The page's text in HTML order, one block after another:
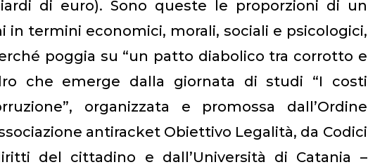
di euro). Sono queste le proporzioni di un
termini economici, morali, sociali e psicologici,
poggia su “un patto diabolico tra corrotto e
che emerge dalla giornata di studi “I costi
organizzata e promossa dall’Ordine
antiracket Obiettivo Legalità, da Codici
del cittadino e dall’Università di Catania –